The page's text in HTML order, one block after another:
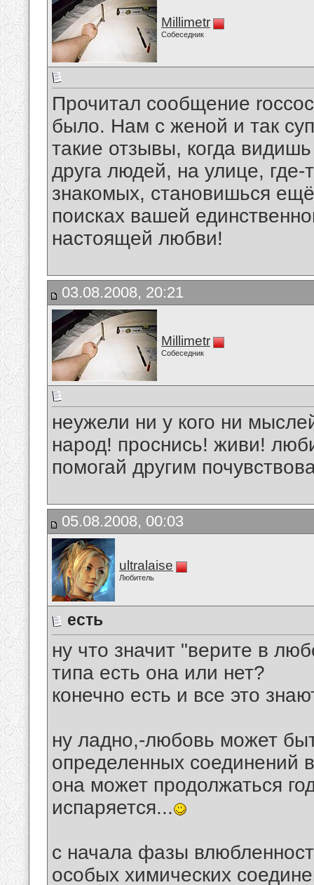
Millimetr
Собеседник
Прочитал сообщение
было. Нам с женой и так
такие отзывы, когда
друга людей, на улице, где-
знакомых, становишься
поисках вашей
настоящей любви!
03.08.2008, 20:21
Millimetr
Собеседник
неужели ни у кого ни
народ! проснись! живи!
помогай другим
05.08.2008, 00:03
ultralaise
Любитель
есть
ну что значит "верите в
типа есть она или нет?
конечно есть и все это
ну ладно,-любовь может
определенных соединений
она может продолжаться
испаряется...
с начала фазы
особых химических